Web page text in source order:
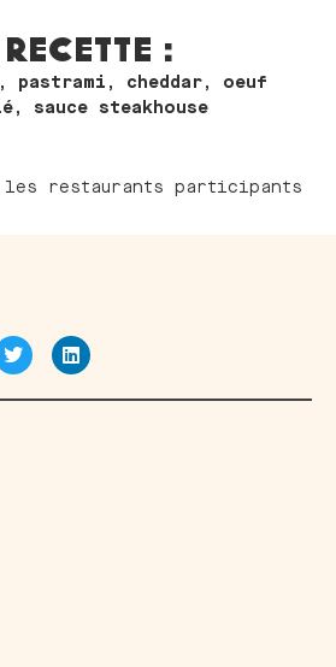
RECETTE :
pastrami, cheddar, oeuf
sauce steakhouse
les restaurants participants